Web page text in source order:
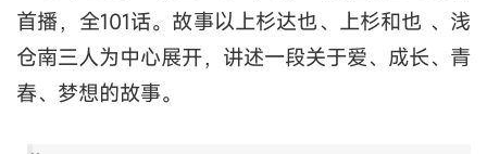
首播，全101话。故事以上杉达也、上杉和也 、浅
仓南三人为中心展开，讲述一段关于爱、成长、青
春、梦想的故事。